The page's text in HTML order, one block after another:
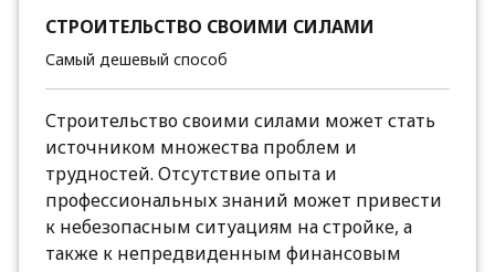
СТРОИТЕЛЬСТВО СВОИМИ СИЛАМИ
Самый дешевый способ
Строительство своими силами может стать
источником множества проблем и
трудностей. Отсутствие опыта и
профессиональных знаний может привести
к небезопасным ситуациям на стройке, а
также к непредвиденным финансовым